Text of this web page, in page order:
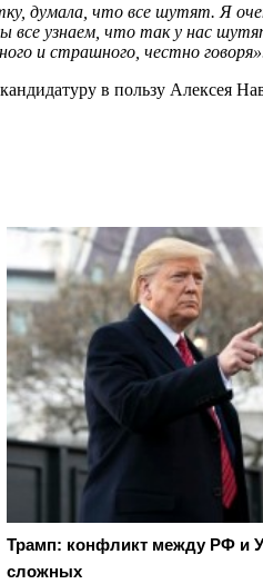
думала, что все шутят. Я
все узнаем, что так у нас
и страшного, честно
в пользу Алексея
Трамп: конфликт между РФ и
сложных